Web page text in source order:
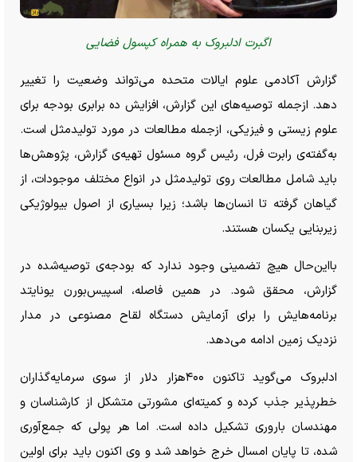
اگبرت ادلبروک به همراه کپسول فضایی
گزارش آکادمی علوم ایالات متحده می‌تواند وضعیت را تغییر
دهد. ازجمله توصیه‌های این گزارش، افزایش ده برابری بودجه برای
علوم زیستی و فیزیکی، ازجمله مطالعات در مورد تولیدمثل است.
به‌گفته‌ی رابرت فرل، رئیس گروه مسئول تهیه‌ی گزارش، پژوهش‌ها
باید شامل مطالعات روی تولیدمثل در انواع مختلف موجودات، از
گیاهان گرفته تا انسان‌ها باشد؛ زیرا بسیاری از اصول بیولوژیکی
زیربنایی یکسان هستند.
بااین‌حال هیچ تضمینی وجود ندارد که بودجه‌ی توصیه‌شده در
گزارش، محقق شود. در همین فاصله، اسپیس‌بورن یونایتد
برنامه‌هایش را برای آزمایش دستگاه لقاح مصنوعی در مدار
نزدیک زمین ادامه می‌دهد.
ادلبروک می‌گوید تاکنون ۴۰۰هزار دلار از سوی سرمایه‌گذاران
خطرپذیر جذب کرده و کمیته‌ای مشورتی متشکل از کارشناسان و
مهندسان باروری تشکیل داده است. اما هر پولی که جمع‌آوری
شده، تا پایان امسال خرج خواهد شد و وی اکنون باید برای اولین